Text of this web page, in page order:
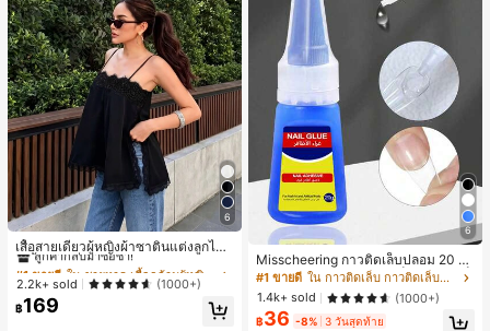
6
เสื้อสายเดี่ยวผู้หญิงผ้าซาตินแต่งลูกไม้
- เสื้อสายเดี่ยวฤดูร้อนสีขากีมีรอยผ่าด้า
นข้างที่น่าดึงดูด ลำลองสีดำ สำหรับเธอ
#1 ขายดี
ใน ชายหาด เสื้อกล้ามผู้หญิง & Camis
ลูกค้ากลับมาซื้อซ้ำ!
#1 ขายดี
ลูกค้ากลับมาซื้อซ้ำ!
#1 ขายดี
ลูกค้ากลับมาซื้อซ้ำ!
#1 ขายดี
ใน ชายหาด เสื้อกล้ามผู้หญิง & Camis
2.2k+ sold (1000+)
฿169
6
Misscheering กาวติดเล็บปลอม 20 กรั
ม แรงยึดสูง เจลสติกเกอร์เล็บนุ่ม แห้งเร็
ว เหมาะสำหรับผู้เริ่มต้นทำเล็บ ติดทนน
าน
#1 ขายดี
ใน กาวติดเล็บ กาวติดเล็บและสารยึดติด
1.4k+ sold
(1000+)
฿36 -8% 3 วันสุดท้าย